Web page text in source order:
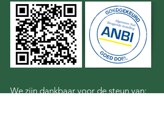
We zijn dankbaar voor de steun van: